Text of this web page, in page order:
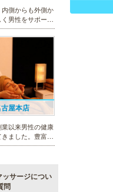
側からも外側か
男性をサポー
やダイエット、
きび内外コー
メント等多彩な
お得な体験コー
屋本店
業以来男性の健康
ました。豊富な
、フェイシャル
めての方も安心
サージについ
問